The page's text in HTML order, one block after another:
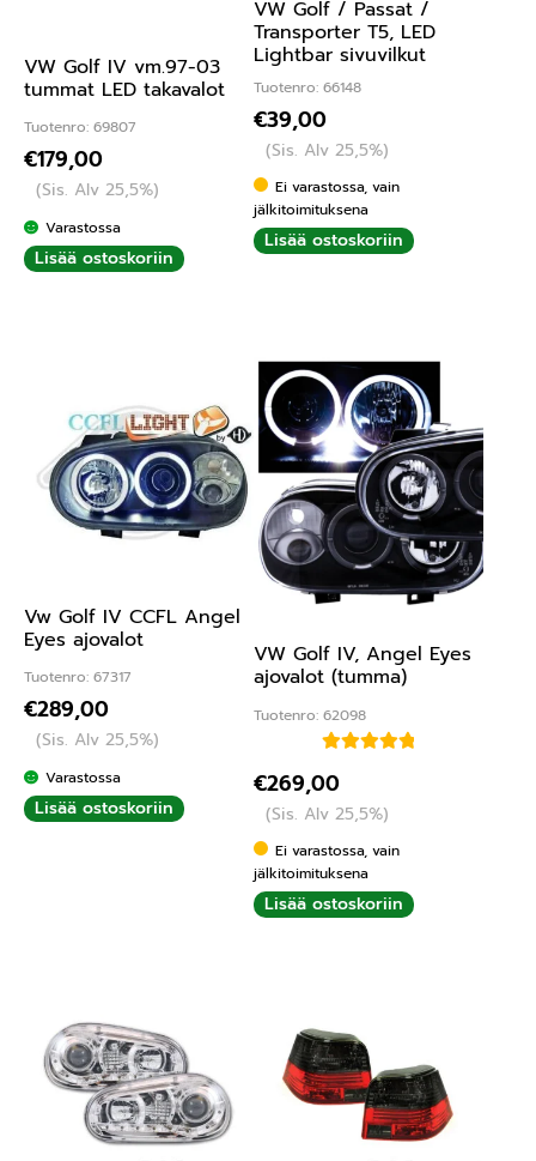
VW Golf IV vm.97-03
tummat LED takavalot
Tuotenro: 69807
€179,00
(Sis. Alv 25,5%)
Varastossa
Lisää ostoskoriin
VW Golf / Passat /
Transporter T5, LED
Lightbar sivuvilkut
Tuotenro: 66148
€39,00
(Sis. Alv 25,5%)
Ei varastossa, vain
jälkitoimituksena
Lisää ostoskoriin
Vw Golf IV CCFL Angel
Eyes ajovalot
Tuotenro: 67317
€289,00
(Sis. Alv 25,5%)
Varastossa
Lisää ostoskoriin
VW Golf IV, Angel Eyes
ajovalot (tumma)
Tuotenro: 62098
tuotteesta:
5.00/ 5
€269,00
(Sis. Alv 25,5%)
Ei varastossa, vain
jälkitoimituksena
Lisää ostoskoriin